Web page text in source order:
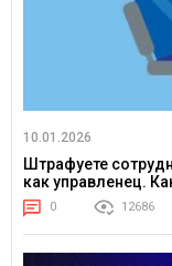
10.01.2026
Штрафуете
как управленец.
0 12686